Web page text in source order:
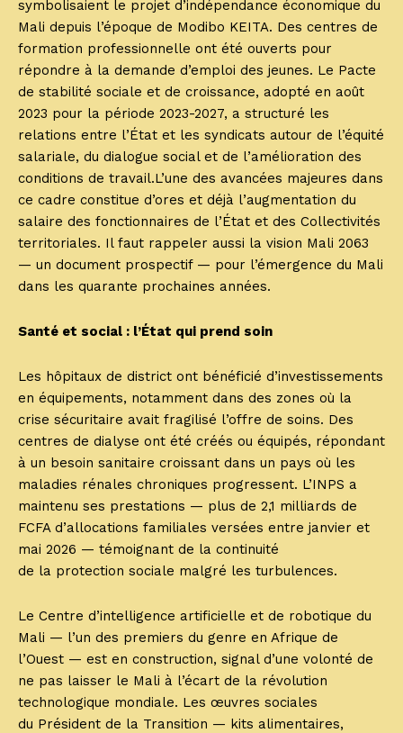
symbolisaient le projet d’indépendance économique du
Mali depuis l’époque de Modibo KEITA. Des centres de
formation professionnelle ont été ouverts pour
répondre à la demande d’emploi des jeunes. Le Pacte
de stabilité sociale et de croissance, adopté en août
2023 pour la période 2023-2027, a structuré les
relations entre l’État et les syndicats autour de l’équité
salariale, du dialogue social et de l’amélioration des
conditions de travail.L’une des avancées majeures dans
ce cadre constitue d’ores et déjà l’augmentation du
salaire des fonctionnaires de l’État et des Collectivités
territoriales. Il faut rappeler aussi la vision Mali 2063
— un document prospectif — pour l’émergence du Mali
dans les quarante prochaines années.
Santé et social : l’État qui prend soin
Les hôpitaux de district ont bénéficié d’investissements
en équipements, notamment dans des zones où la
crise sécuritaire avait fragilisé l’offre de soins. Des
centres de dialyse ont été créés ou équipés, répondant
à un besoin sanitaire croissant dans un pays où les
maladies rénales chroniques progressent. L’INPS a
maintenu ses prestations — plus de 2,1 milliards de
FCFA d’allocations familiales versées entre janvier et
mai 2026 — témoignant de la continuité
de la protection sociale malgré les turbulences.
Le Centre d’intelligence artificielle et de robotique du
Mali — l’un des premiers du genre en Afrique de
l’Ouest — est en construction, signal d’une volonté de
ne pas laisser le Mali à l’écart de la révolution
technologique mondiale. Les œuvres sociales
du Président de la Transition — kits alimentaires,